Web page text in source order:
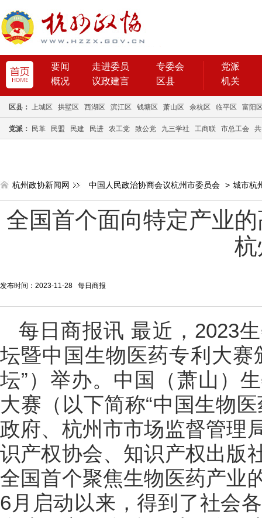
要闻 走进委员
专委会
概况
议政建言 区县
党派
机关
区县： 上城区 拱墅区 西湖区 滨江区 钱塘区 萧山区 余杭区 临平区 富阳
党派： 民革 民盟 民建 民进 农工党 致公党 九三学社 工商联 市总工会
杭州政协新闻网 中国人民政治协商会议杭州市委员会 > 城市杭
全国首个面向特定产业
发布时间：2023-11-28 每日商报
每日商报讯 最近，2023
坛暨中国生物医药专利大赛
坛”）举办。中国（萧山）
大赛（以下简称“中国生物
政府、杭州市市场监督管理
识产权协会、知识产权出版
全国首个聚焦生物医药产业
6月启动以来，得到了社会